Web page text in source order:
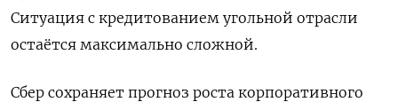
Ситуация с кредитованием угольной отрасли
остаётся максимально сложной.
Сбер сохраняет прогноз роста корпоративного